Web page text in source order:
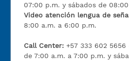
07:00 p.m. y sábados de
Video atención lengua de
8:00 a.m. a 6:00 p.m.
Call Center:+57 333 602
de 7:00 a.m. a 7:00 p.m. y